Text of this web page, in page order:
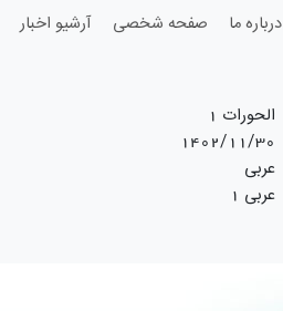
درباره ما صفحه شخصی آرشیو اخبار
الحورات 1
1402/11/30
عربی
عربی 1